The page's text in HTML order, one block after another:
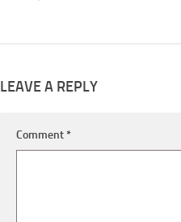
LEAVE A REPLY
Comment*